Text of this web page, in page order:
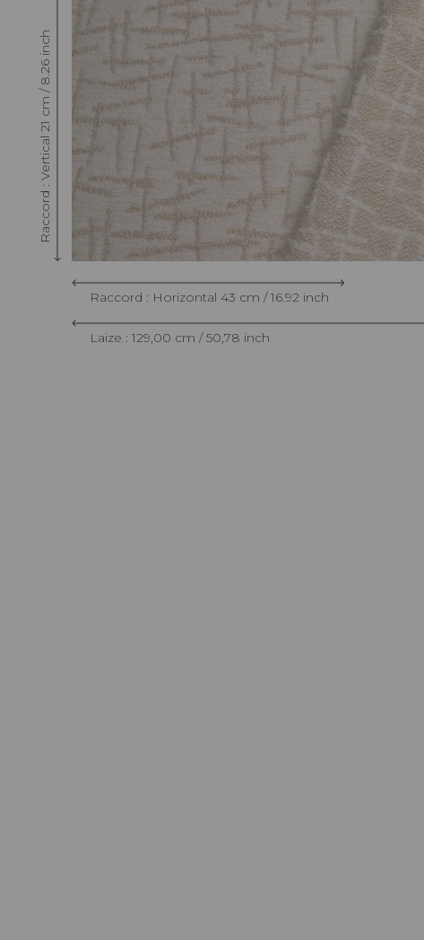
Raccord : Vertical 21 cm / 8.26 inch
Raccord : Horizontal 43 cm / 16.92 inch
Laize : 129,00 cm / 50,78 inch